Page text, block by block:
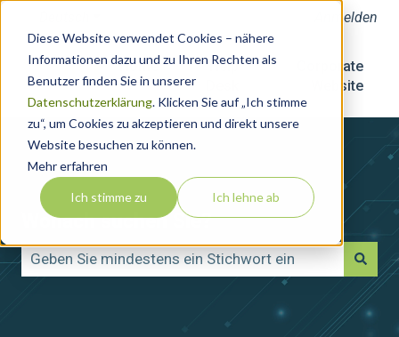
Diese Website verwendet Cookies – nähere
Informationen dazu und zu Ihren Rechten als
Benutzer finden Sie in unserer
Datenschutzerklärung. Klicken Sie auf „Ich stimme
zu“, um Cookies zu akzeptieren und direkt unsere
Website besuchen zu können.
Mehr erfahren
Ich stimme zu Ich lehne ab
Anmelden
Home
Help
Corporate
Website
Wonach suchen Sie?
Es gibt keine Vorschläge, da das Suchfeld leer ist.